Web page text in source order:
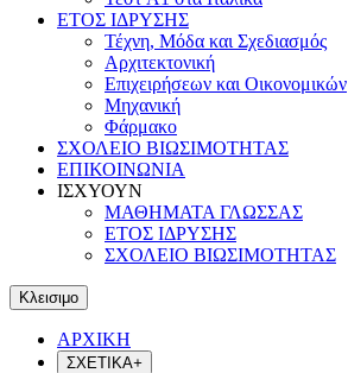
ΕΤΟΣ ΙΔΡΥΣΗΣ
Τέχνη, Μόδα και Σχεδιασμός
Αρχιτεκτονική
Επιχειρήσεων και Οικονομικών
Μηχανική
Φάρμακο
ΣΧΟΛΕΙΟ ΒΙΩΣΙΜΟΤΗΤΑΣ
ΕΠΙΚΟΙΝΩΝΙΑ
ΙΣΧΥΟΥΝ
ΜΑΘΗΜΑΤΑ ΓΛΩΣΣΑΣ
ΕΤΟΣ ΙΔΡΥΣΗΣ
ΣΧΟΛΕΙΟ ΒΙΩΣΙΜΟΤΗΤΑΣ
Κλεισιμο
ΑΡΧΙΚΗ
ΣΧΕΤΙΚΑ+